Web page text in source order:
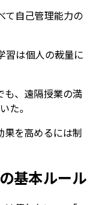
て自己管理能力の
習は個人の裁量に
も、遠隔授業の満
た。
果を高めるには制
基本ルール